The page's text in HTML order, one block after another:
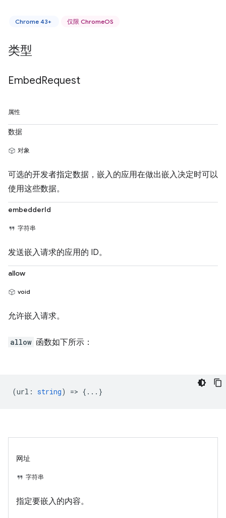
Chrome 43+ 仅限 ChromeOS
类型
EmbedRequest
属性
数据
对象
可选的开发者指定数据，嵌入的应用在做出嵌入决定时可以
使用这些数据。
embedderId
字符串
发送嵌入请求的应用的 ID。
allow
void
允许嵌入请求。
allow 函数如下所示：
(url : string) => {...}
网址
字符串
指定要嵌入的内容。